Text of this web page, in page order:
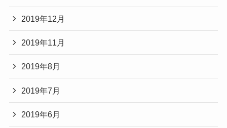
2019年12月
2019年11月
2019年8月
2019年7月
2019年6月